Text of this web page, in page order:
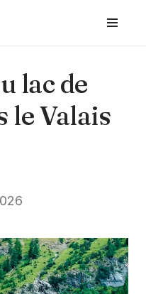
lac de
le Valais